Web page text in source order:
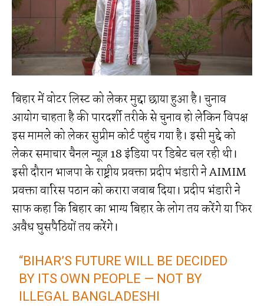
बिहार में वोटर लिस्ट को लेकर मुद्दा छाया हुआ है। चुनाव
आयोग चाहता है की पारदर्शी तरीके से चुनाव हो लेकिन विपक्ष
इस मामले को लेकर सुप्रीम कोर्ट पहुंच गया है। इसी मुद्दे को
लेकर समाचार चैनल न्यूज़ 18 इंडिया पर डिबेट चल रही थी।
इसी दौरान भाजपा के राष्ट्रीय प्रवक्ता प्रदीप भंडारी ने AIMIM
प्रवक्ता वारिस पठान को करारा जवाब दिया। प्रदीप भंडारी ने
साफ कहा कि बिहार का भाग्य बिहार के लोग तय करेंगे या फिर
अवैध घुसपैठियों तय करेंगे।
“BIHAR’S FUTURE WILL BE DECIDED
BY ITS OWN PEOPLE — NOT BY
ILLEGAL BANGLADESHI